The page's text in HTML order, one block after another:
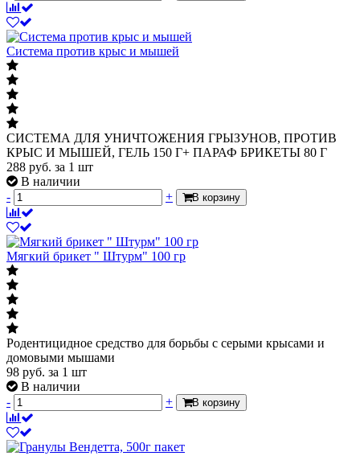
Система против крыс и мышей
СИСТЕМА ДЛЯ УНИЧТОЖЕНИЯ ГРЫЗУНОВ, ПРОТИВ
КРЫС И МЫШЕЙ, ГЕЛЬ 150 Г+ ПАРАФ БРИКЕТЫ 80 Г
288 руб. за 1 шт
В наличии
-
+ В корзину
Мягкий брикет " Штурм" 100 гр
Родентицидное средство для борьбы с серыми крысами и
домовыми мышами
98 руб. за 1 шт
В наличии
-
+ В корзину